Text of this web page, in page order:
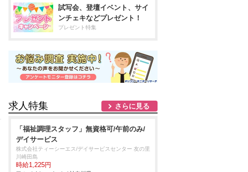
試写会、登壇イベント、サイ
ンチェキなどプレゼント！
プレゼント特集
求人特集 さらに見る
「福祉調理スタッフ」無資格可/午前のみ/
デイサービス
株式会社ティーシーエス/デイサービスセンター 友の里
川崎田島
時給1,225円